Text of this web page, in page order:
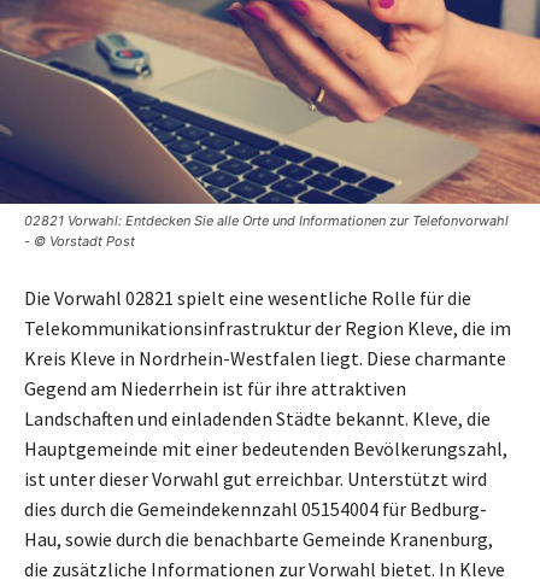
02821 Vorwahl: Entdecken Sie alle Orte und Informationen zur Telefonvorwahl
- © Vorstadt Post
Die Vorwahl 02821 spielt eine wesentliche Rolle für die
Telekommunikationsinfrastruktur der Region Kleve, die im
Kreis Kleve in Nordrhein-Westfalen liegt. Diese charmante
Gegend am Niederrhein ist für ihre attraktiven
Landschaften und einladenden Städte bekannt. Kleve, die
Hauptgemeinde mit einer bedeutenden Bevölkerungszahl,
ist unter dieser Vorwahl gut erreichbar. Unterstützt wird
dies durch die Gemeindekennzahl 05154004 für Bedburg-
Hau, sowie durch die benachbarte Gemeinde Kranenburg,
die zusätzliche Informationen zur Vorwahl bietet. In Kleve